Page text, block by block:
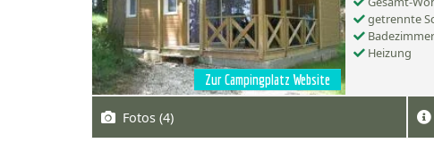
Zur Campingplatz Website
getrennte
Heizung
Fotos (4)